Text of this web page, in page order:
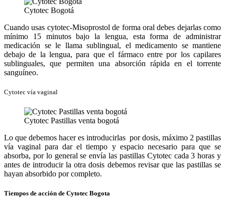
Cytotec Bogotá
Cuando usas cytotec-Misoprostol de forma oral debes dejarlas como
mínimo 15 minutos bajo la lengua, esta forma de administrar
medicación se le llama sublingual, el medicamento se mantiene
debajo de la lengua, para que el fármaco entre por los capilares
sublinguales, que permiten una absorción rápida en el torrente
sanguíneo.
Cytotec vía vaginal
Cytotec Pastillas venta bogotá
Lo que debemos hacer es introducirlas por dosis, máximo 2 pastillas
vía vaginal para dar el tiempo y espacio necesario para que se
absorba, por lo general se envía las pastillas Cytotec cada 3 horas y
antes de introducir la otra dosis debemos revisar que las pastillas se
hayan absorbido por completo.
Tiempos de acción de Cytotec Bogota